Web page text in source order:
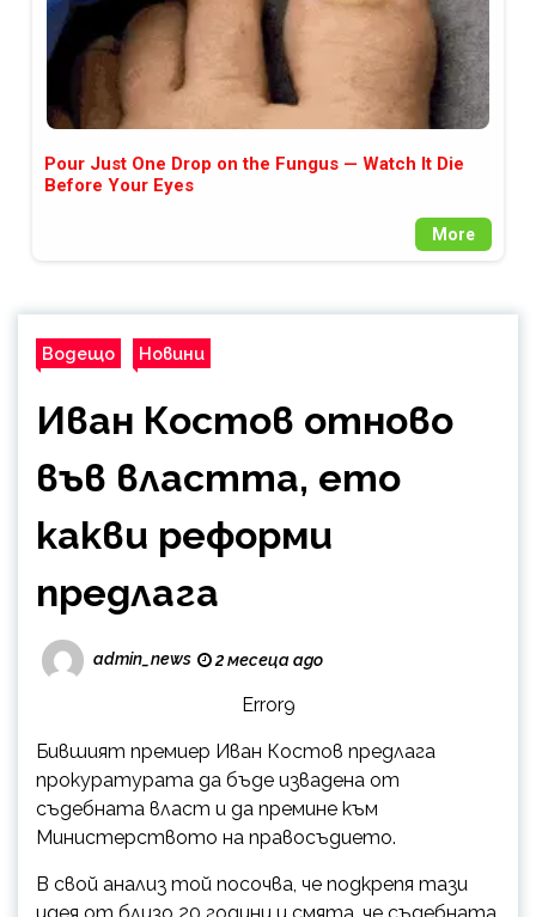
Pour Just One Drop on the Fungus — Watch It Die
Before Your Eyes
More
Водещо Новини
Иван Костов отново
във властта, ето
какви реформи
предлага
admin_news 2 месеца ago
Error9
Бившият премиер Иван Костов предлага
прокуратурата да бъде извадена от
съдебната власт и да премине към
Министерството на правосъдието.
В свой анализ той посочва, че подкрепя тази